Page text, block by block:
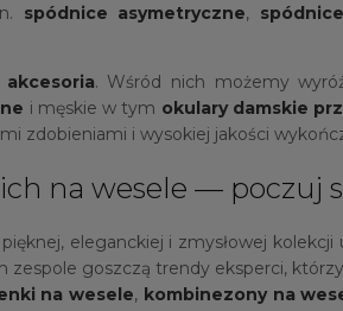
spódnice asymetryczne,
akcesoria. Wśród nich możemy
i męskie w tym okulary damskie
zdobieniami i wysokiej jakości
na wesele — poczuj
eleganckiej i zmysłowej
goszczą trendy eksperci,
na wesele, kombinezony na